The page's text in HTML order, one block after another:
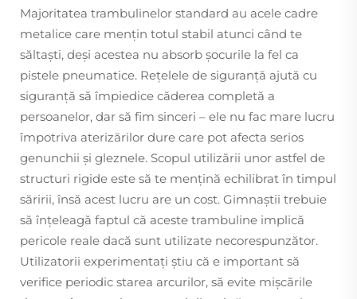
Majoritatea trambulinelor standard au acele cadre
metalice care mențin totul stabil atunci când te
săltaști, deși acestea nu absorb șocurile la fel ca
pistele pneumatice. Rețelele de siguranță ajută cu
siguranță să împiedice căderea completă a
persoanelor, dar să fim sinceri – ele nu fac mare lucru
împotriva aterizărilor dure care pot afecta serios
genunchii și gleznele. Scopul utilizării unor astfel de
structuri rigide este să te mențină echilibrat în timpul
săririi, însă acest lucru are un cost. Gimnaștii trebuie
să înțeleagă faptul că aceste trambuline implică
pericole reale dacă sunt utilizate necorespunzător.
Utilizatorii experimentați știu că e important să
verifice periodic starea arcurilor, să evite mișcările